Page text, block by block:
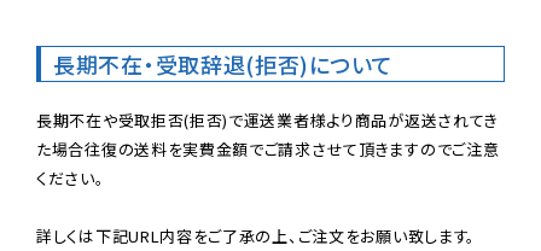
長期不在・受取辞退(拒否)について
長期不在や受取拒否(拒否)で運送業者様より商品が返送されてき
た場合往復の送料を実費金額でご請求させて頂きますのでご注意
ください。